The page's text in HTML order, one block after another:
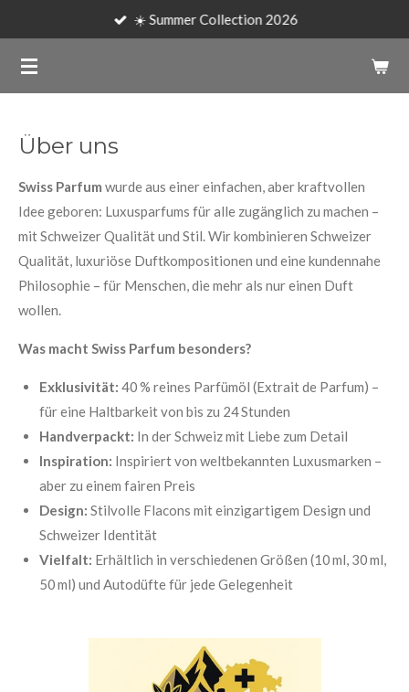
springen
☀️ Summer Collection 2026
Über uns
Swiss Parfum wurde aus einer einfachen, aber kraftvollen
Idee geboren: Luxusparfums für alle zugänglich zu machen –
mit Schweizer Qualität und Stil. Wir kombinieren Schweizer
Qualität, luxuriöse Duftkompositionen und eine kundennahe
Philosophie – für Menschen, die mehr als nur einen Duft
wollen.
Was macht Swiss Parfum besonders?
Exklusivität: 40 % reines Parfümöl (Extrait de Parfum) –
für eine Haltbarkeit von bis zu 24 Stunden
Handverpackt: In der Schweiz mit Liebe zum Detail
Inspiration: Inspiriert von weltbekannten Luxusmarken –
aber zu einem fairen Preis
Design: Stilvolle Flacons mit einzigartigem Design und
Schweizer Identität
Vielfalt: Erhältlich in verschiedenen Größen (10 ml, 30 ml,
50 ml) und Autodüfte für jede Gelegenheit